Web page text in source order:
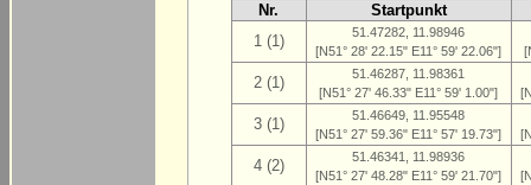
Nr.
Startpunkt
1 (1)
51.47282, 11.98946
[N51° 28' 22.15" E11° 59' 22.06"]
2 (1)
51.46287, 11.98361
[N51° 27' 46.33" E11° 59' 1.00"]
3 (1)
51.46649, 11.95548
[N51° 27' 59.36" E11° 57' 19.73"]
4 (2)
51.46341, 11.98936
[N51° 27' 48.28" E11° 59' 21.70"]